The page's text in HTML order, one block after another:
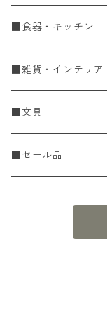
手編糸
Spring & Summer
Fall & Winter
刺し子・こぎん
刺し子糸
刺し子ふきん・刺し子布
KIT
ニットツール
■食器・キッチン
食器
豆皿・小皿
中皿
調理道具
かや織ふきん
■雑貨・インテリア
収納雑貨
小物・置物・民芸品
■文具
■セール品